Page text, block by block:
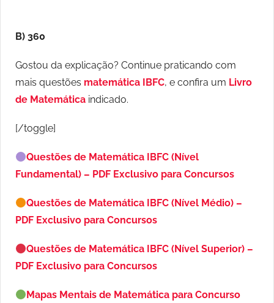
B) 360
Gostou da explicação? Continue praticando com
mais questões matemática IBFC, e confira um Livro
de Matemática indicado.
[/toggle]
Questões de Matemática IBFC (Nível
Fundamental) – PDF Exclusivo para Concursos
Questões de Matemática IBFC (Nível Médio) –
PDF Exclusivo para Concursos
Questões de Matemática IBFC (Nível Superior) –
PDF Exclusivo para Concursos
Mapas Mentais de Matemática para Concurso